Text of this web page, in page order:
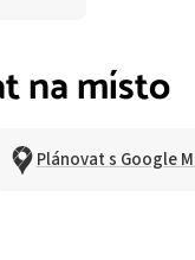
na místo
Plánovat s Google